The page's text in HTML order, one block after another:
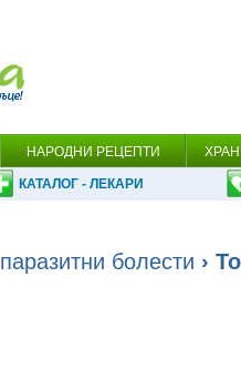
НАРОДНИ РЕЦЕПТИ
КАТАЛОГ - ЛЕКАРИ
паразитни болести ›